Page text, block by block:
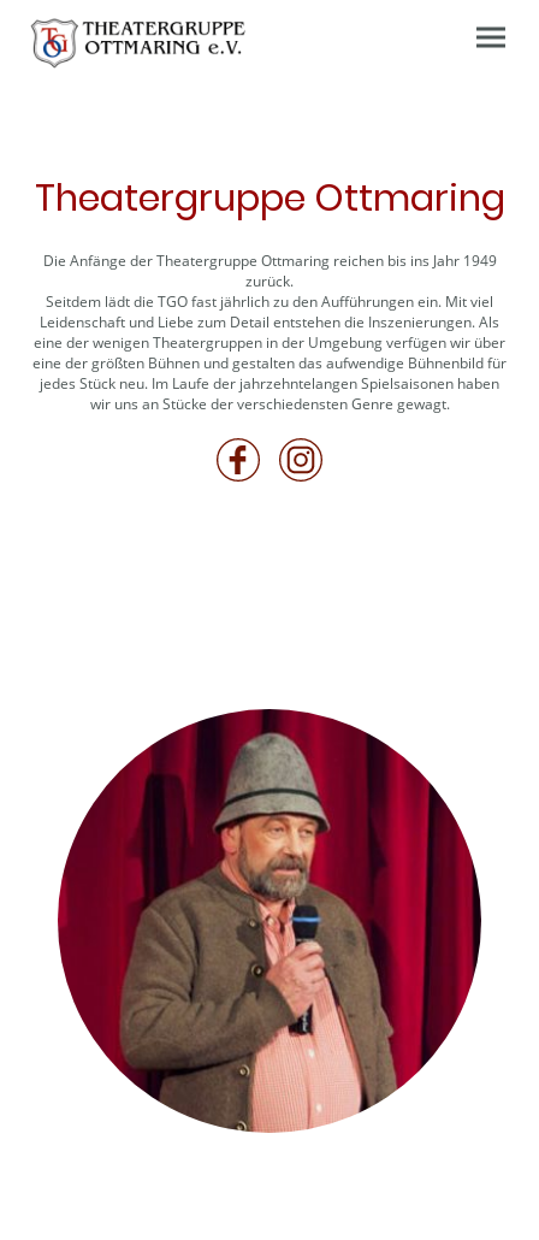
Theatergruppe Ottmaring
Die Anfänge der Theatergruppe Ottmaring reichen bis ins Jahr 1949
zurück.
Seitdem lädt die TGO fast jährlich zu den Aufführungen ein. Mit viel
Leidenschaft und Liebe zum Detail entstehen die Inszenierungen. Als
eine der wenigen Theatergruppen in der Umgebung verfügen wir über
eine der größten Bühnen und gestalten das aufwendige Bühnenbild für
jedes Stück neu. Im Laufe der jahrzehntelangen Spielsaisonen haben
wir uns an Stücke der verschiedensten Genre gewagt.